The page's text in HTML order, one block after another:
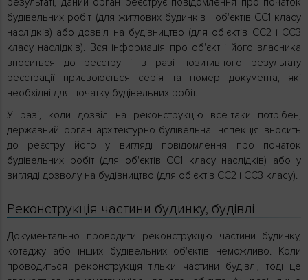
будівельних робіт (для житлових будинків і об'єктів СС1 класу
наслідків) або дозвіл на будівництво (для об'єктів СС2 і СС3
класу наслідків). Вся інформація про об'єкт і його власника
вноситься до реєстру і в разі позитивного результату
реєстрації присвоюється серія та номер документа, які
необхідні для початку будівельних робіт.
У разі, коли дозвіл на реконструкцію все-таки потрібен,
державний орган архітектурно-будівельна інспекція вносить
до реєстру його у вигляді повідомлення про початок
будівельних робіт (для об'єктів СС1 класу наслідків) або у
вигляді дозволу на будівництво (для об'єктів СС2 і СС3 класу).
Реконструкція частини будинку, будівлі
Документально проводити реконструкцію частини будинку,
котеджу або інших будівельних об'єктів неможливо. Коли
проводиться реконструкція тільки частини будівлі, тоді це